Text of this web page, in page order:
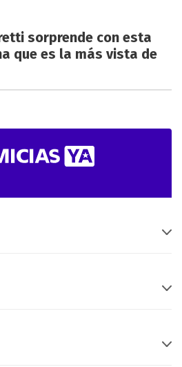
sorprende con esta
que es la más vista de